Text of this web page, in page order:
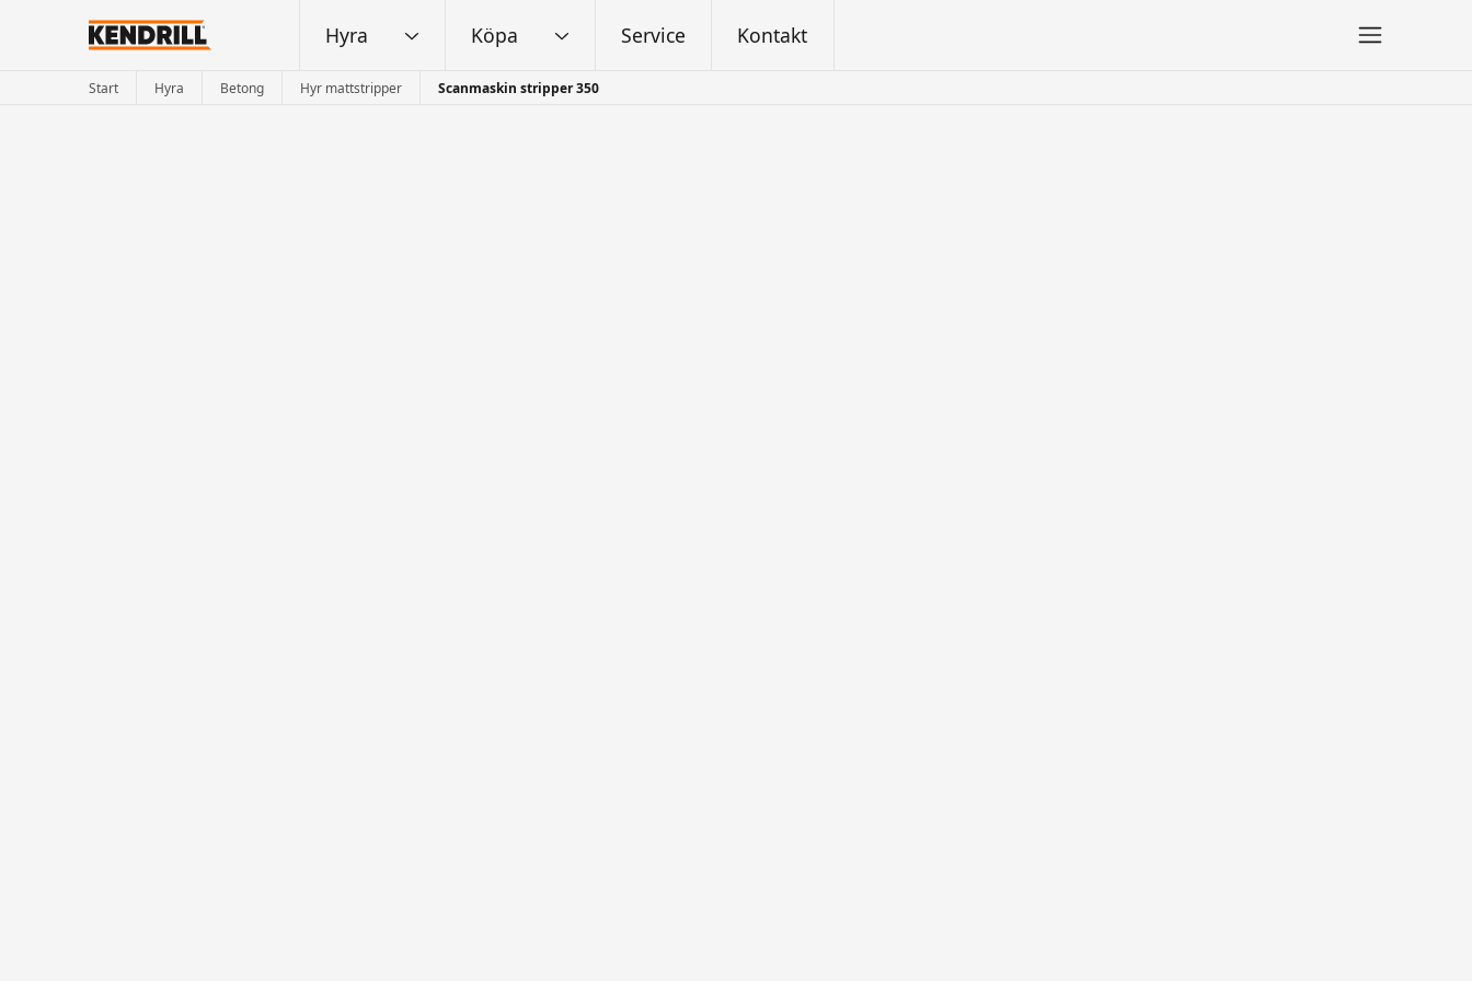
Hyra Köpa Service Kontakt
Start Hyra Betong Hyr mattstripper Scanmaskin stripper 350